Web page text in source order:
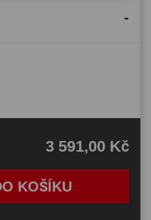
-
KOŠÍKU
3 591,00 Kč